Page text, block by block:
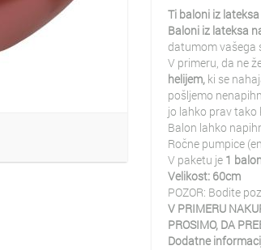
Ti baloni iz
Baloni iz lateksa
datumom vašega
V primeru, da ne
helijem, ki se
pošljemo
jo lahko prav tako
Balon lahko
Ročne pumpice
V paketu je 1
Velikost: 60cm
POZOR: Bodite
V PRIMERU
PROSIMO, DA
Dodatne